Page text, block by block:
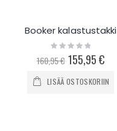
Booker kalastustakki
Rating:
160,95 € Special
Price
155,95 €
LISÄÄ OSTOSKORIIN